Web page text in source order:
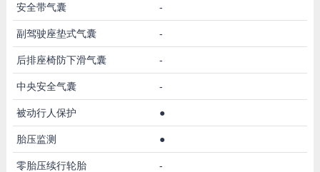
安全带气囊 -
副驾驶座垫式气囊 -
后排座椅防下滑气囊 -
中央安全气囊 -
被动行人保护 ●
胎压监测 ●
零胎压续行轮胎 -